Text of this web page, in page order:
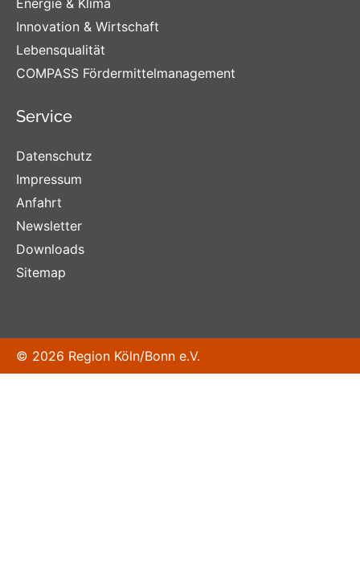
Energie & Klima
Innovation & Wirtschaft
Lebensqualität
COMPASS Fördermittelmanagement
Service
Datenschutz
Impressum
Anfahrt
Newsletter
Downloads
Sitemap
© 2026 Region Köln/Bonn e.V.